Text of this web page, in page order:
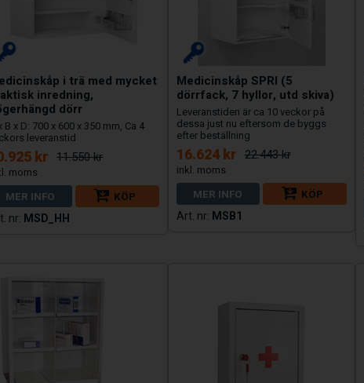
i trä med mycket
inredning,
dörr
B x D: 700 x 600 x 350 mm, Ca 4
leveranstid
kr 11.550 kr
MER INFO
KÖP
MSD_HH
Medicinskåp SPRI (5
dörrfack, 7 hyllor, utd skiva)
Leveranstiden är ca 10 veckor på
dessa just nu eftersom de byggs
efter beställning
16.624 kr 22.443 kr
MER INFO
KÖP
MSB1